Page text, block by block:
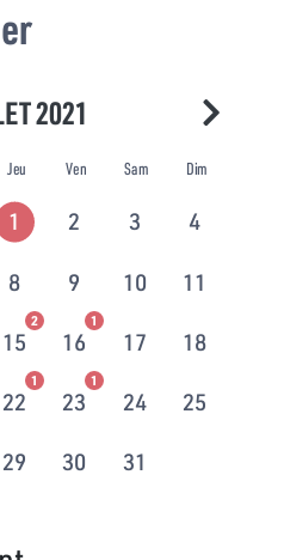
2021
Jeu Ven Sam Dim
1 2 3 4
8 9 10 11
15
2
16
1
17 18
22
1
23
1
24 25
29 30 31